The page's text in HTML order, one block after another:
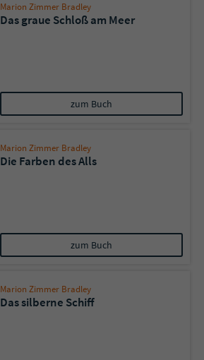
Marion Zimmer Bradley
Das graue Schloß am Meer
zum Buch
Marion Zimmer Bradley
Die Farben des Alls
zum Buch
Marion Zimmer Bradley
Das silberne Schiff